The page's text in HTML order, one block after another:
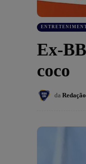
Ex-
coco
da Redação